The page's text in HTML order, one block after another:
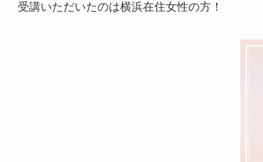
受講いただいたのは横浜在住女性の方！